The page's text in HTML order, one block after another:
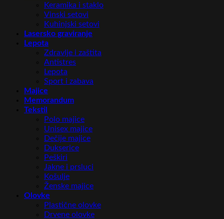
Keramika i staklo
Vinski setovi
Kuhinjski setovi
Lasersko graviranje
Lepota
Zdravlje i zaštita
Antistres
Lepota
Sport i zabava
Majice
Memorandum
Tekstil
Polo majice
Unisex majice
Dečije majice
Dukserice
Peškiri
Jakne i prsluci
Košulje
Ženske majice
Olovke
Plastične olovke
Drvene olovke